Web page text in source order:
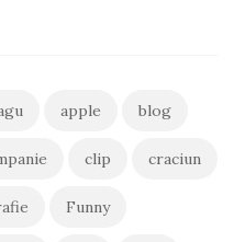
apple blog
clip craciun
Funny